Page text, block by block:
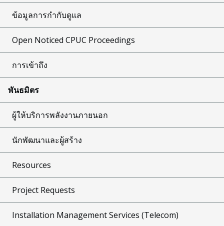
ข้อมูลการกำกับดูแล
Open Noticed CPUC Proceedings
การเข้าถึง
พันธมิตร
ผู้ให้บริการพลังงานภายนอก
นักพัฒนาและผู้สร้าง
Resources
Project Requests
Installation Management Services (Telecom)